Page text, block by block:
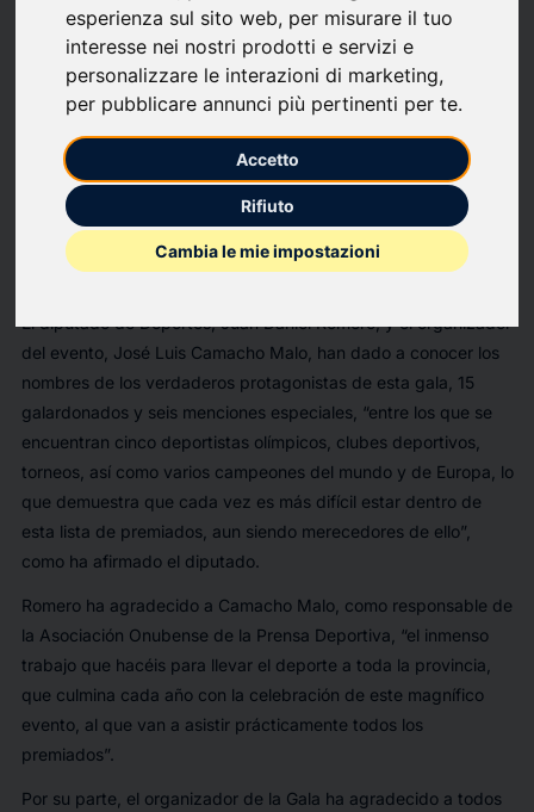
esperienza sul sito web, per misurare il tuo
interesse nei nostri prodotti e servizi e
personalizzare le interazioni di marketing,
per pubblicare annunci più pertinenti per te.
Accetto
Rifiuto
Cambia le mie impostazioni
La Sala de prensa de la Diputación de Huelva ha acogido la
presentación de la 36ª edición de la Gala del Deporte de
Prensa Deportiva. El acto, que cuenta en esta edición con la
colaboración de la Diputación de Huelva, El Puerto de Huelva,
El Corte Inglés y el Ayuntamiento de Aljaraque, se celebrará el
próximo lunes, 23 de diciembre, a las 20:00 horas, en el
Teatro Cinema de Corrales.
El diputado de Deportes, Juan Daniel Romero, y el organizador
del evento, José Luis Camacho Malo, han dado a conocer los
nombres de los verdaderos protagonistas de esta gala, 15
galardonados y seis menciones especiales, “entre los que se
encuentran cinco deportistas olímpicos, clubes deportivos,
torneos, así como varios campeones del mundo y de Europa, lo
que demuestra que cada vez es más difícil estar dentro de
esta lista de premiados, aun siendo merecedores de ello”,
como ha afirmado el diputado.
Romero ha agradecido a Camacho Malo, como responsable de
la Asociación Onubense de la Prensa Deportiva, “el inmenso
trabajo que hacéis para llevar el deporte a toda la provincia,
que culmina cada año con la celebración de este magnífico
evento, al que van a asistir prácticamente todos los
premiados”.
Por su parte, el organizador de la Gala ha agradecido a todos